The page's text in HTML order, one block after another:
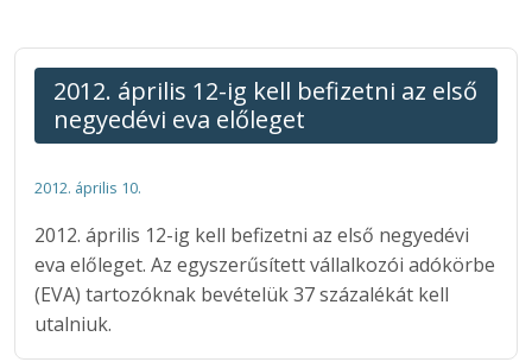
2012. április 12-ig kell befizetni az első
negyedévi eva előleget
2012. április 10.
2012. április 12-ig kell befizetni az első negyedévi
eva előleget. Az egyszerűsített vállalkozói adókörbe
(EVA) tartozóknak bevételük 37 százalékát kell
utalniuk.